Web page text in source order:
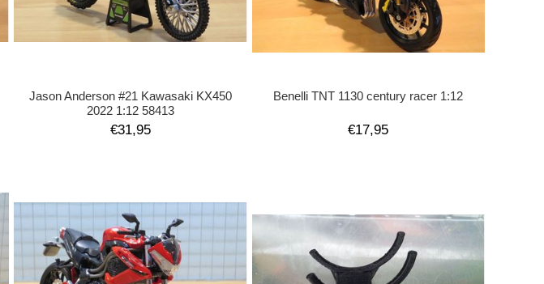
Jason Anderson #21 Kawasaki KX450
2022 1:12 58413
€31,95
Benelli TNT 1130 century racer 1:12
€17,95